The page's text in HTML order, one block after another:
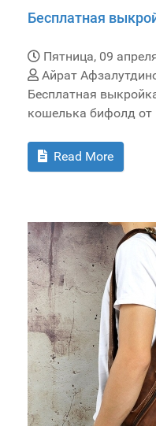
Бесплатная
Пятница, 09
Айрат
Бесплатная
кошелька бифолд от
Read More